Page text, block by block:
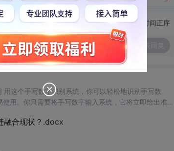
切换为时间正序
这个手写数字识别系统，你可以轻松地识别手写数
用。你只需要将手写数字输入系统，它将立即给出准确
融合现状？.docx